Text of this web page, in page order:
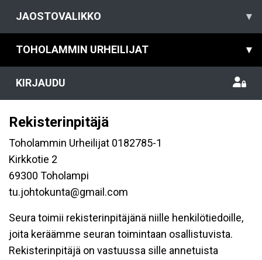
JAOSTOVALIKKO ▾
TOHOLAMMIN URHEILIJAT ▾
KIRJAUDU
Rekisterinpitäjä
Toholammin Urheilijat 0182785-1
Kirkkotie 2
69300 Toholampi
tu.johtokunta@gmail.com
Seura toimii rekisterinpitäjänä niille henkilötiedoille,
joita keräämme seuran toimintaan osallistuvista.
Rekisterinpitäjä on vastuussa sille annetuista